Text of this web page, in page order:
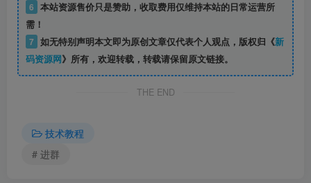
6 本站资源售价只是赞助，收取费用仅维持本站的日常运营所
需！
7 如无特别声明本文即为原创文章仅代表个人观点，版权归《新
码资源网》所有，欢迎转载，转载请保留原文链接。
THE END
技术教程
# 进群